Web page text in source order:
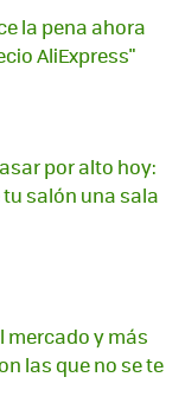
la pena ahora
AliExpress"
por alto hoy:
salón una sala
mercado y más
las que no se te